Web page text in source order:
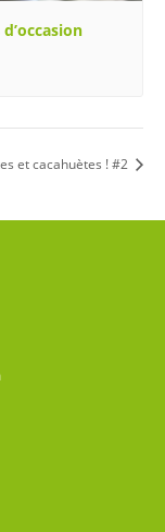
et cacahuètes ! #2